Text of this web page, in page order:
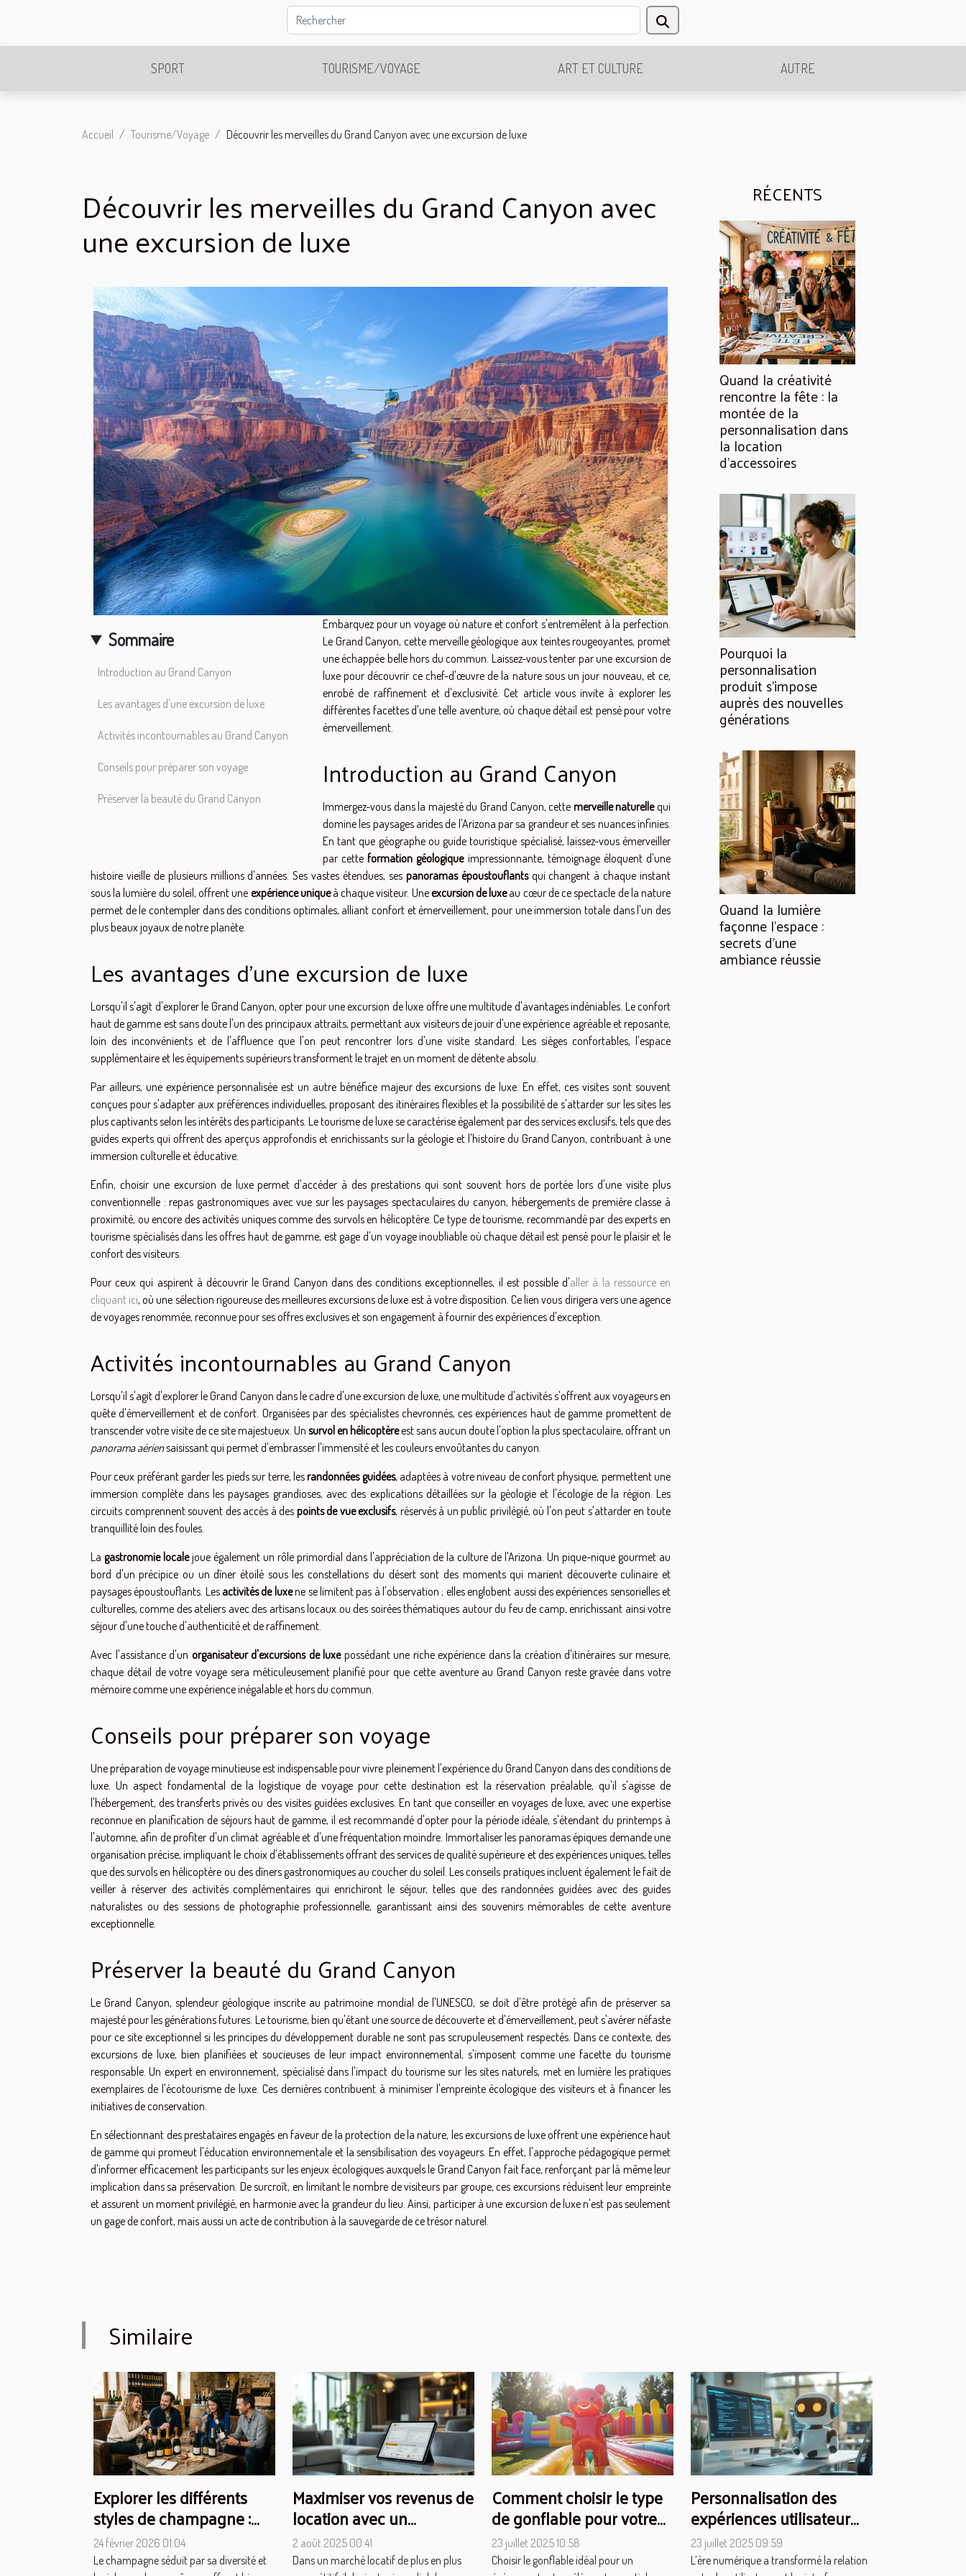
SPORT TOURISME/VOYAGE ART ET CULTURE AUTRE
Accueil Tourisme/Voyage Découvrir les merveilles du Grand Canyon avec une excursion de luxe
Découvrir les merveilles du Grand Canyon avec
une excursion de luxe
Sommaire
Introduction au Grand Canyon
Les avantages d'une excursion de luxe
Activités incontournables au Grand Canyon
Conseils pour préparer son voyage
Préserver la beauté du Grand Canyon
Embarquez pour un voyage où nature et confort s'entremêlent à la perfection.
Le Grand Canyon, cette merveille géologique aux teintes rougeoyantes, promet
une échappée belle hors du commun. Laissez-vous tenter par une excursion de
luxe pour découvrir ce chef-d'œuvre de la nature sous un jour nouveau, et ce,
enrobé de raffinement et d'exclusivité. Cet article vous invite à explorer les
différentes facettes d'une telle aventure, où chaque détail est pensé pour votre
émerveillement.
Introduction au Grand Canyon
Immergez-vous dans la majesté du Grand Canyon, cette merveille naturellequi
domine les paysages arides de l'Arizona par sa grandeur et ses nuances infinies.
En tant que géographe ou guide touristique spécialisé, laissez-vous émerveiller
par cetteformation géologiqueimpressionnante, témoignage éloquent d'une
histoire vieille de plusieurs millions d'années. Ses vastes étendues, ses panoramas époustouflantsqui changent à chaque instant
sous la lumière du soleil, offrent une expérience uniqueà chaque visiteur. Uneexcursion de luxeau cœur de ce spectacle de la nature
permet de le contempler dans des conditions optimales, alliant confort et émerveillement, pour une immersion totale dans l'un des
plus beaux joyaux de notre planète.
Les avantages d'une excursion de luxe
Lorsqu'il s'agit d'explorer le Grand Canyon, opter pour une excursion de luxe offre une multitude d'avantages indéniables. Le confort
haut de gamme est sans doute l'un des principaux attraits, permettant aux visiteurs de jouir d'une expérience agréable et reposante,
loin des inconvénients et de l'affluence que l'on peut rencontrer lors d'une visite standard. Les sièges confortables, l'espace
supplémentaire et les équipements supérieurs transforment le trajet en un moment de détente absolu.
Par ailleurs, une expérience personnalisée est un autre bénéfice majeur des excursions de luxe. En effet, ces visites sont souvent
conçues pour s'adapter aux préférences individuelles, proposant des itinéraires flexibles et la possibilité de s'attarder sur les sites les
plus captivants selon les intérêts des participants. Le tourisme de luxe se caractérise également par des services exclusifs, tels que des
guides experts qui offrent des aperçus approfondis et enrichissants sur la géologie et l'histoire du Grand Canyon, contribuant à une
immersion culturelle et éducative.
Enfin, choisir une excursion de luxe permet d'accéder à des prestations qui sont souvent hors de portée lors d'une visite plus
conventionnelle : repas gastronomiques avec vue sur les paysages spectaculaires du canyon, hébergements de première classe à
proximité, ou encore des activités uniques comme des survols en hélicoptère. Ce type de tourisme, recommandé par des experts en
tourisme spécialisés dans les offres haut de gamme, est gage d'un voyage inoubliable où chaque détail est pensé pour le plaisir et le
confort des visiteurs.
Pour ceux qui aspirent à découvrir le Grand Canyon dans des conditions exceptionnelles, il est possible d'aller à la ressource en
cliquant ici, où une sélection rigoureuse des meilleures excursions de luxe est à votre disposition. Ce lien vous dirigera vers une agence
de voyages renommée, reconnue pour ses offres exclusives et son engagement à fournir des expériences d'exception.
Activités incontournables au Grand Canyon
Lorsqu'il s'agit d'explorer le Grand Canyon dans le cadre d'une excursion de luxe, une multitude d'activités s'offrent aux voyageurs en
quête d'émerveillement et de confort. Organisées par des spécialistes chevronnés, ces expériences haut de gamme promettent de
transcender votre visite de ce site majestueux. Un survol en hélicoptèreest sans aucun doute l'option la plus spectaculaire, offrant un
panorama aériensaisissant qui permet d'embrasser l'immensité et les couleurs envoûtantes du canyon.
Pour ceux préférant garder les pieds sur terre, lesrandonnées guidées, adaptées à votre niveau de confort physique, permettent une
immersion complète dans les paysages grandioses, avec des explications détaillées sur la géologie et l'écologie de la région. Les
circuits comprennent souvent des accès à des points de vue exclusifs, réservés à un public privilégié, où l'on peut s'attarder en toute
tranquillité loin des foules.
La gastronomie localejoue également un rôle primordial dans l'appréciation de la culture de l'Arizona. Un pique-nique gourmet au
bord d'un précipice ou un dîner étoilé sous les constellations du désert sont des moments qui marient découverte culinaire et
paysages époustouflants. Les activités de luxene se limitent pas à l'observation ; elles englobent aussi des expériences sensorielles et
culturelles, comme des ateliers avec des artisans locaux ou des soirées thématiques autour du feu de camp, enrichissant ainsi votre
séjour d'une touche d'authenticité et de raffinement.
Avec l'assistance d'un organisateur d'excursions de luxepossédant une riche expérience dans la création d'itinéraires sur mesure,
chaque détail de votre voyage sera méticuleusement planifié pour que cette aventure au Grand Canyon reste gravée dans votre
mémoire comme une expérience inégalable et hors du commun.
Conseils pour préparer son voyage
Une préparation de voyage minutieuse est indispensable pour vivre pleinement l'expérience du Grand Canyon dans des conditions de
luxe. Un aspect fondamental de la logistique de voyage pour cette destination est la réservation préalable, qu'il s'agisse de
l'hébergement, des transferts privés ou des visites guidées exclusives. En tant que conseiller en voyages de luxe, avec une expertise
reconnue en planification de séjours haut de gamme, il est recommandé d'opter pour la période idéale, s'étendant du printemps à
l'automne, afin de profiter d'un climat agréable et d'une fréquentation moindre. Immortaliser les panoramas épiques demande une
organisation précise, impliquant le choix d'établissements offrant des services de qualité supérieure et des expériences uniques, telles
que des survols en hélicoptère ou des dîners gastronomiques au coucher du soleil. Les conseils pratiques incluent également le fait de
veiller à réserver des activités complémentaires qui enrichiront le séjour, telles que des randonnées guidées avec des guides
naturalistes ou des sessions de photographie professionnelle, garantissant ainsi des souvenirs mémorables de cette aventure
exceptionnelle.
Préserver la beauté du Grand Canyon
Le Grand Canyon, splendeur géologique inscrite au patrimoine mondial de l'UNESCO, se doit d'être protégé afin de préserver sa
majesté pour les générations futures. Le tourisme, bien qu'étant une source de découverte et d'émerveillement, peut s'avérer néfaste
pour ce site exceptionnel si les principes du développement durable ne sont pas scrupuleusement respectés. Dans ce contexte, des
excursions de luxe, bien planifiées et soucieuses de leur impact environnemental, s'imposent comme une facette du tourisme
responsable. Un expert en environnement, spécialisé dans l'impact du tourisme sur les sites naturels, met en lumière les pratiques
exemplaires de l'écotourisme de luxe. Ces dernières contribuent à minimiser l'empreinte écologique des visiteurs et à financer les
initiatives de conservation.
En sélectionnant des prestataires engagés en faveur de la protection de la nature, les excursions de luxe offrent une expérience haut
de gamme qui promeut l'éducation environnementale et la sensibilisation des voyageurs. En effet, l'approche pédagogique permet
d'informer efficacement les participants sur les enjeux écologiques auxquels le Grand Canyon fait face, renforçant par là même leur
implication dans sa préservation. De surcroît, en limitant le nombre de visiteurs par groupe, ces excursions réduisent leur empreinte
et assurent un moment privilégié, en harmonie avec la grandeur du lieu. Ainsi, participer à une excursion de luxe n'est pas seulement
un gage de confort, mais aussi un acte de contribution à la sauvegarde de ce trésor naturel.
RÉCENTS
Quand la créativité
rencontre la fête : la
montée de la
personnalisation dans
la location
d’accessoires
Pourquoi la
personnalisation
produit s’impose
auprès des nouvelles
générations
Quand la lumière
façonne l’espace :
secrets d’une
ambiance réussie
Similaire
Explorer les différents
styles de champagne :
Classiques vs.
Confidentielles
24 février 2026 01:04
Le champagne séduit par sa diversité et
Maximiser vos revenus de
location avec un
programme de
cooptation
2 août 2025 00:41
Dans un marché locatif de plus en plus
Comment choisir le type
de gonflable pour votre
prochain événement ?
23 juillet 2025 10:58
Choisir le gonflable idéal pour un
Personnalisation des
expériences utilisateur
grâce aux chatbots
23 juillet 2025 09:59
L’ère numérique a transformé la relation